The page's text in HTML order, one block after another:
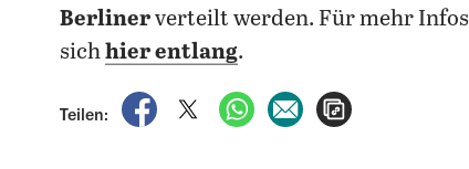
Berlinerverteilt werden. Für mehr
sichhier entlang.
Teilen:
auf Facebook teilen
auf X teilenper WhatsApp teilen
per E-Mail teilen